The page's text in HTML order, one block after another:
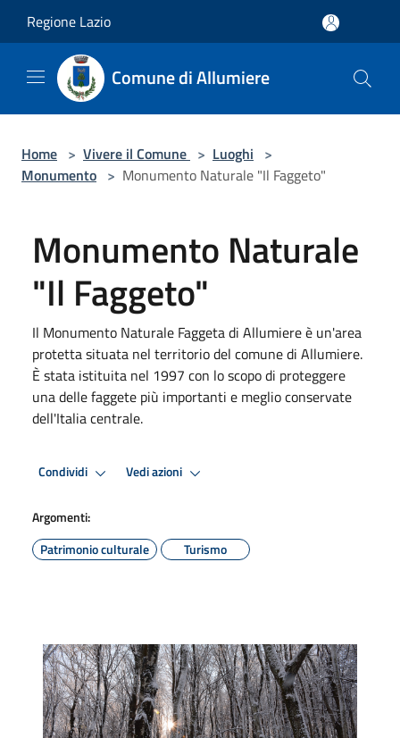
Regione Lazio
Comune di Allumiere
Home > Vivere il Comune > Luoghi >
Monumento > Monumento Naturale "Il Faggeto"
Monumento Naturale
"Il Faggeto"
Il Monumento Naturale Faggeta di Allumiere è un'area
protetta situata nel territorio del comune di Allumiere.
È stata istituita nel 1997 con lo scopo di proteggere
una delle faggete più importanti e meglio conservate
dell'Italia centrale.
Condividi Vedi azioni
Argomenti:
Patrimonio culturale
Turismo